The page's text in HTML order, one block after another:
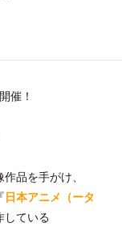
催！
品を手がけ、
日本アニメ（ータ
している